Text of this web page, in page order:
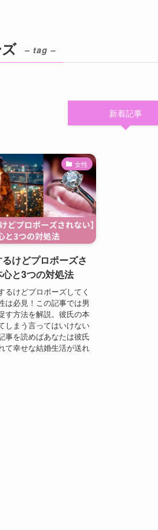
– tag –
新着記事
女性
るけどプロポーズさ
と3つの対処法
るけどプロポーズしてく
は必見！この記事では男
す方法を解説。彼氏の本
しまう言ってはいけない
事を読めばあなたは彼氏
て幸せな結婚生活が送れ